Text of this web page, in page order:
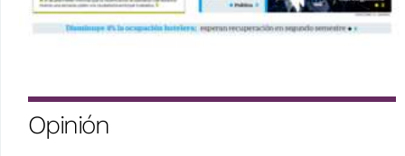
Opinión